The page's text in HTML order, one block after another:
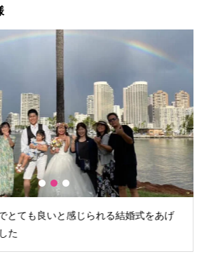
が遠かったので自宅試着しましたが、問題な
お値段含めてこちらに決めました。
お客様
1 2 3